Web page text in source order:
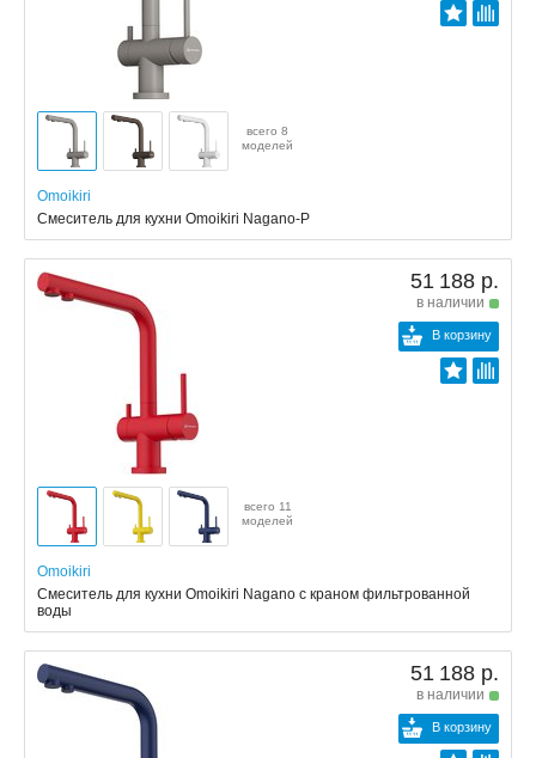
всего 8
моделей
Omoikiri
Смеситель для кухни Omoikiri Nagano-P
51 188 р.
в наличии
В корзину
всего 11
моделей
Omoikiri
Смеситель для кухни Omoikiri Nagano с краном фильтрованной
воды
51 188 р.
в наличии
В корзину